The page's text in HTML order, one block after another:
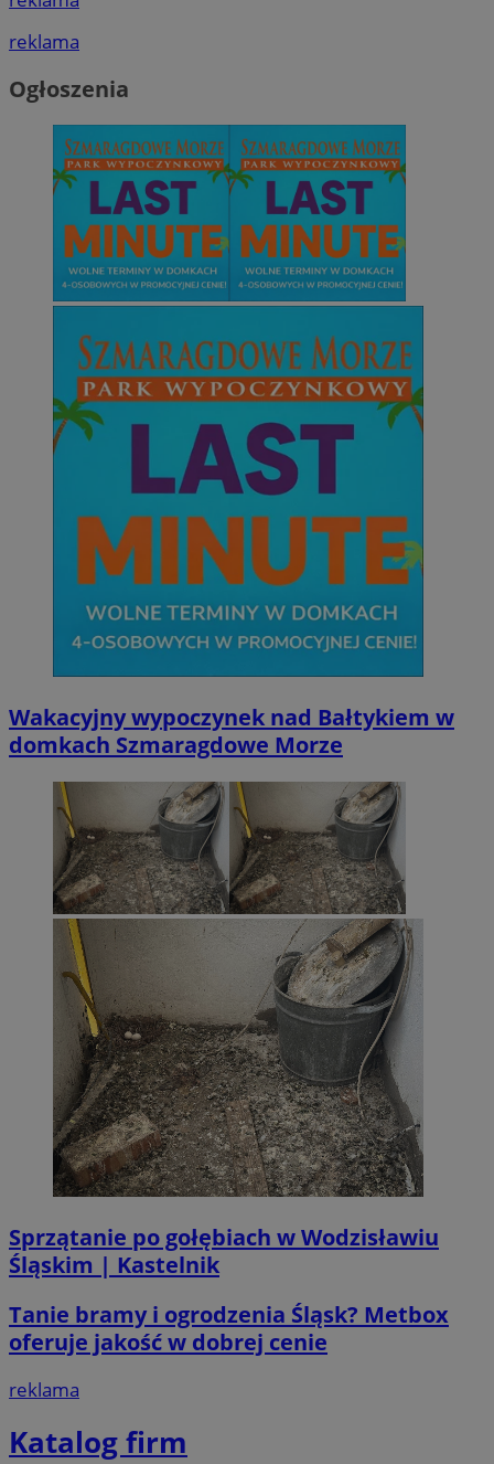
reklama
Ogłoszenia
Wakacyjny wypoczynek nad Bałtykiem w
domkach Szmaragdowe Morze
Sprzątanie po gołębiach w Wodzisławiu
Śląskim | Kastelnik
Tanie bramy i ogrodzenia Śląsk? Metbox
oferuje jakość w dobrej cenie
reklama
Katalog firm